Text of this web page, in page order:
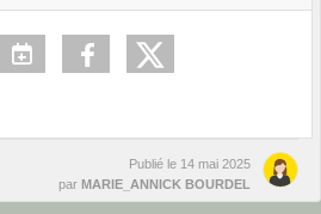
Publié le 14 mai 2025
par MARIE_ANNICK BOURDEL